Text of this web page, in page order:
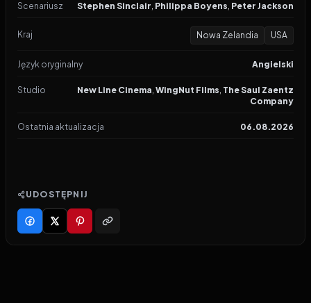
Scenariusz Stephen Sinclair, Philippa Boyens, Peter Jackson
Kraj Nowa Zelandia USA
Język oryginalny Angielski
Studio New Line Cinema, WingNut Films, The Saul Zaentz
Company
Ostatnia aktualizacja 06.08.2026
UDOSTĘPNIJ